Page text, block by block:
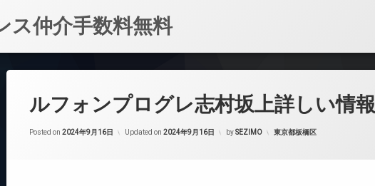
ス仲介手数料無料
ルフォンプログレ志村坂上詳しい情報
Posted on 2024年9月16日 Updated on 2024年9月16日 bySEZIMO カテゴリー:
東京都板橋区